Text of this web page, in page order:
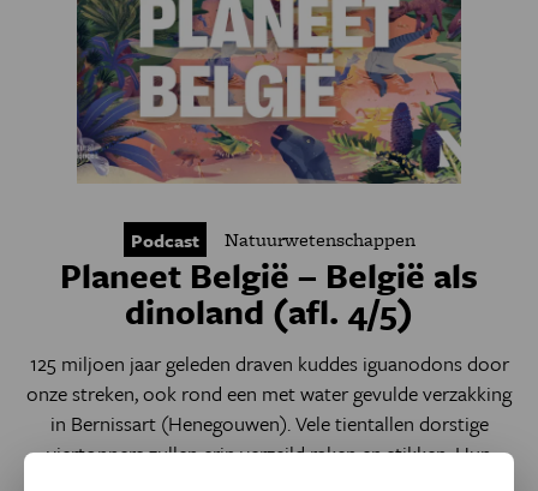
Podcast Natuurwetenschappen
Planeet België – België als
dinoland (afl. 4/5)
125 miljoen jaar geleden draven kuddes iguanodons door
onze streken, ook rond een met water gevulde verzakking
in Bernissart (Henegouwen). Vele tientallen dorstige
viertonners zullen erin verzeild raken en stikken. Hun